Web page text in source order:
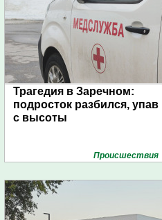
Трагедия в Заречном:
подросток разбился, упав
с высоты
Проиcшествия